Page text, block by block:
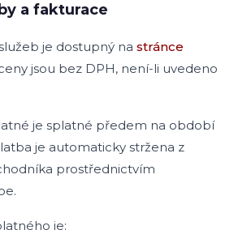
a fakturace
je dostupný na stránce
jsou bez DPH, není-li uvedeno
je splatné předem na období
je automaticky stržena z
prostřednictvím
je: